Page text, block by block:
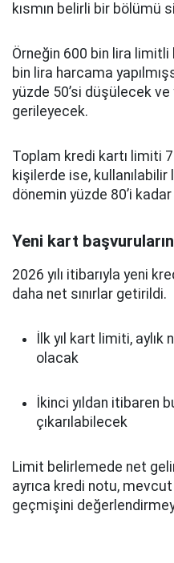
kısmın belirli bir bölümü
Örneğin 600 bin lira
bin lira harcama
yüzde 50’si düşülecek
gerileyecek.
Toplam kredi kartı limiti
kişilerde ise,
dönemin yüzde 80’i
Yeni kart
2026 yılı itibarıyla yeni
daha net sınırlar getirildi.
İlk yıl kart limiti,
olacak
İkinci yıldan itibaren
çıkarılabilecek
Limit belirlemede net
ayrıca kredi notu,
geçmişini